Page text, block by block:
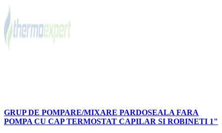
GRUP DE POMPARE/MIXARE PARDOSEALA FARA
POMPA CU CAP TERMOSTAT CAPILAR SI ROBINETI 1"